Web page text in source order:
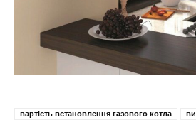
вартість встановлення газового котла